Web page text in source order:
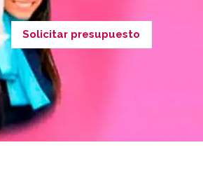
Solicitar presupuesto